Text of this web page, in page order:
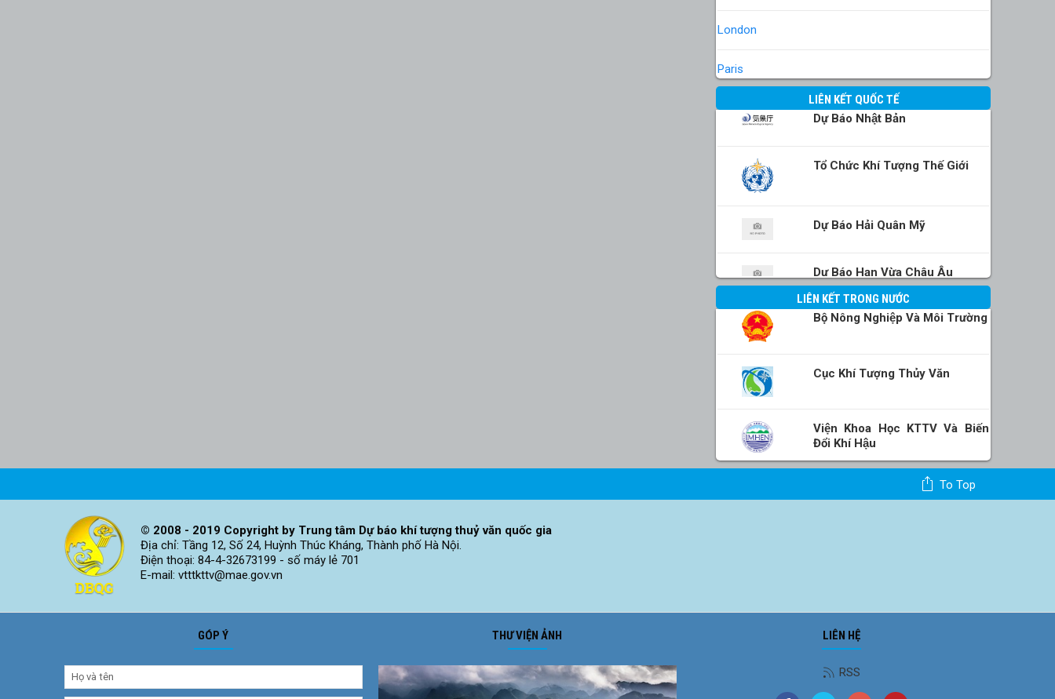
London
Paris
LIÊN KẾT QUỐC TẾ
Dự Báo Nhật Bản
Tổ Chức Khí Tượng Thế Giới
Dự Báo Hải Quân Mỹ
Dự Báo Hạn Vừa Châu Âu
LIÊN KẾT TRONG NƯỚC
Bộ Nông Nghiệp Và Môi Trường
Cục Khí Tượng Thủy Văn
Viện Khoa Học KTTV Và Biến
Đổi Khí Hậu
To Top
© 2008 - 2019 Copyright by Trung tâm Dự báo khí tượng thuỷ văn quốc gia
Địa chỉ: Tầng 12, Số 24, Huỳnh Thúc Kháng, Thành phố Hà Nội.
Điện thoại: 84-4-32673199 - số máy lẻ 701
E-mail: vtttkttv@mae.gov.vn
GÓP Ý THƯ VIỆN ẢNH LIÊN HỆ
RSS